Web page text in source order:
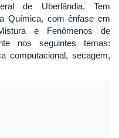
de Uberlândia. Tem
Química, com ênfase em
e Fenômenos de
nos seguintes temas:
computacional, secagem,